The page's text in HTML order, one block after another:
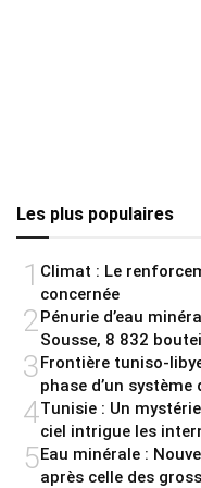
Les plus populaires
1 Climat : Le
concernée
2Pénurie d’eau
Sousse, 8 832
3Frontière tuniso-
phase d’un
4Tunisie : Un
ciel intrigue les
5Eau minérale :
après celle des